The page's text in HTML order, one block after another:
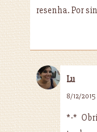
resenha. Por
Lu
8/12/2015
*-*